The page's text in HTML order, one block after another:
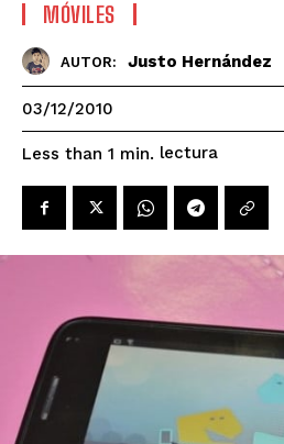
MÓVILES
AUTOR: Justo Hernández
03/12/2010
Less than 1 min. lectura